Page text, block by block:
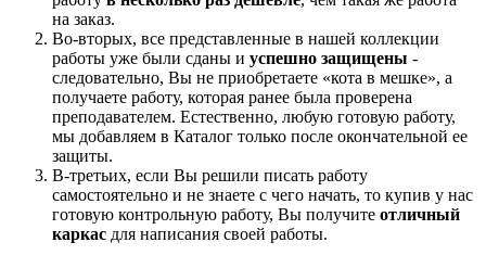
на заказ.
Во-вторых, все представленные в нашей коллекции
работы уже были сданы и успешно защищены -
следовательно, Вы не приобретаете «кота в мешке», а
получаете работу, которая ранее была проверена
преподавателем. Естественно, любую готовую работу,
мы добавляем в Каталог только после окончательной ее
защиты.
В-третьих, если Вы решили писать работу
самостоятельно и не знаете с чего начать, то купив у нас
готовую контрольную работу, Вы получите отличный
каркас для написания своей работы.